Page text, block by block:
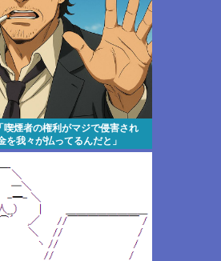
喫煙者の権利がマジで侵害され
を我々が払ってるんだと」